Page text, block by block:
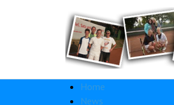
Home
News